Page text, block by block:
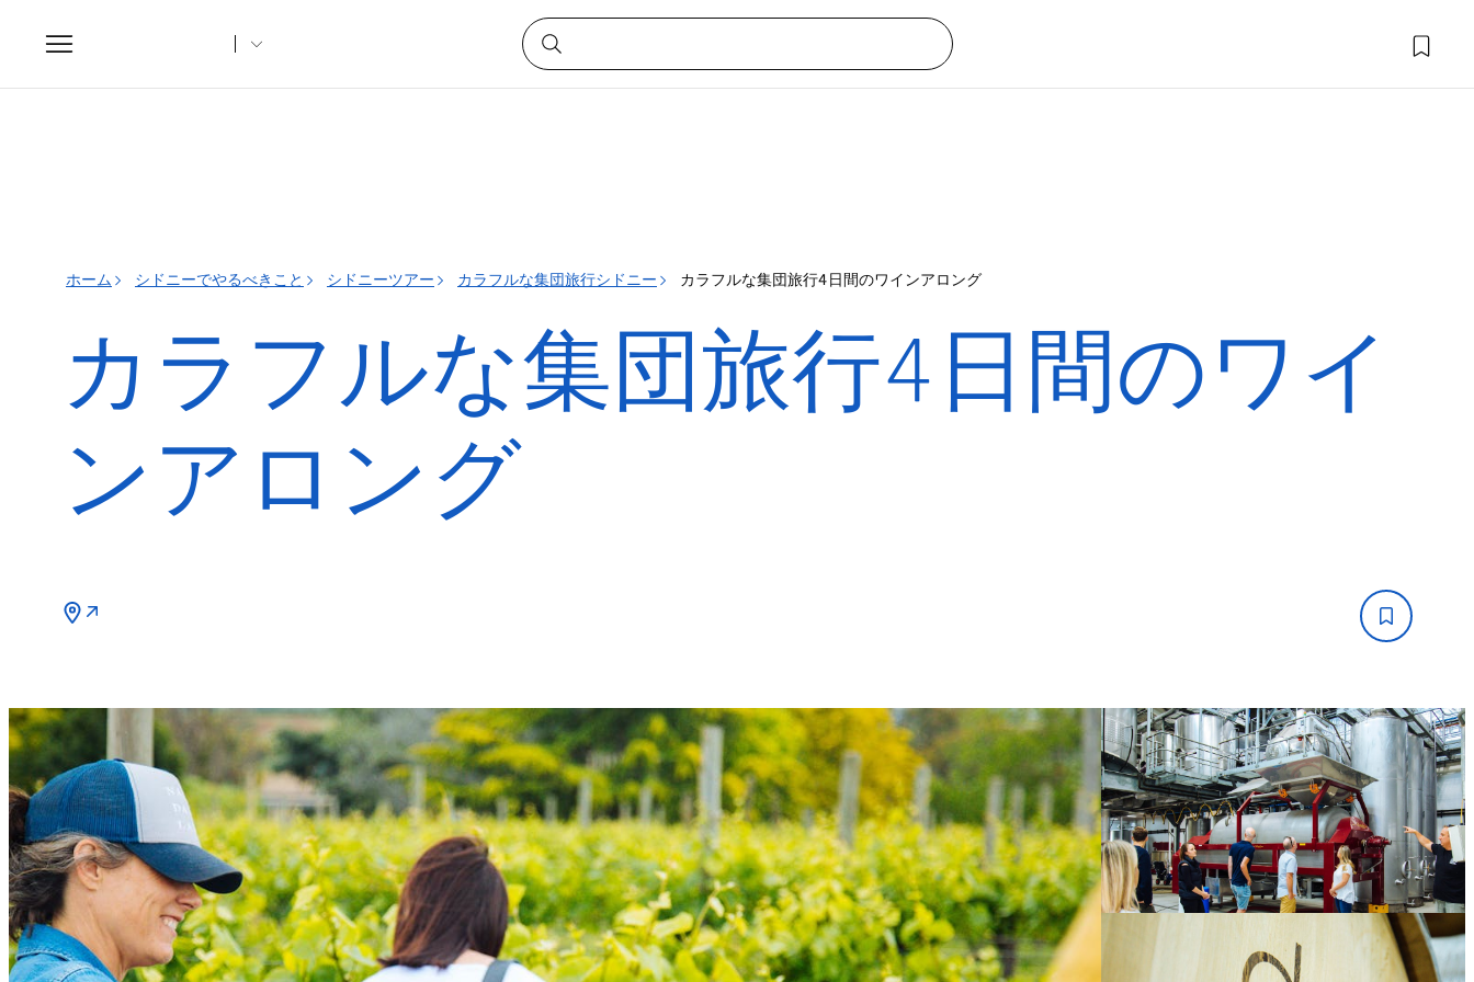
Toggle
navigation
ホーム シドニーでやるべきこと シドニーツアー カラフルな集団旅行シドニー カラフルな集団旅行4日間のワインアロング
カラフルな集団旅行4日間のワイ
ンアロング